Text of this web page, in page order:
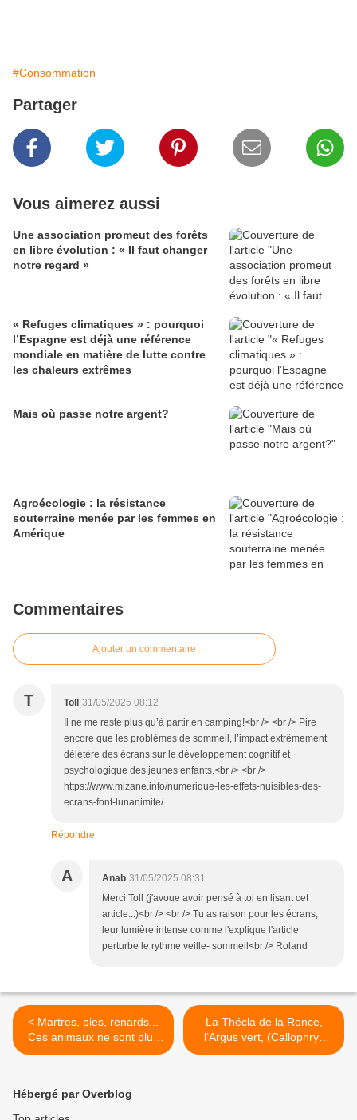
#Consommation
Partager
Vous aimerez aussi
Une association promeut des forêts
en libre évolution : « Il faut changer
notre regard »
« Refuges climatiques » : pourquoi
l’Espagne est déjà une référence
mondiale en matière de lutte contre
les chaleurs extrêmes
Mais où passe notre argent?
Agroécologie : la résistance
souterraine menée par les femmes en
Amérique
Commentaires
Ajouter un commentaire
T Toll
31/05/2025 08:12
Il ne me reste plus qu’à partir en camping!<br /> <br /> Pire
encore que les problèmes de sommeil, l’impact extrêmement
délétère des écrans sur le développement cognitif et
psychologique des jeunes enfants.<br /> <br />
https://www.mizane.info/numerique-les-effets-nuisibles-des-
ecrans-font-lunanimite/
Répondre
A Anab 31/05/2025 08:31
Merci Toll (j'avoue avoir pensé à toi en lisant cet
article...)<br /> <br /> Tu as raison pour les écrans,
leur lumière intense comme l'explique l'article
perturbe le rythme veille- sommeil<br /> Roland
< Martres, pies, renards...
Ces animaux ne sont plus
qualifiés de nuisibles dans
La Thécla de la Ronce,
l’Argus vert, (Callophrys
rubi). >
Hébergé par Overblog